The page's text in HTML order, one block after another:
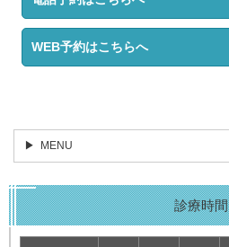
WEB予約はこちらへ
MENU
診療時間